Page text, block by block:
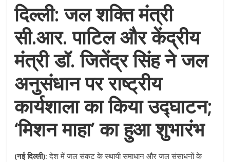
दिल्ली: जल शक्ति मंत्री
सी.आर. पाटिल और केंद्रीय
मंत्री डॉ. जितेंद्र सिंह ने जल
अनुसंधान पर राष्ट्रीय
कार्यशाला का किया उद्घाटन;
‘मिशन माहा’ का हुआ शुभारंभ
(नई दिल्ली): देश में जल संकट के स्थायी समाधान और जल संसाधनों के